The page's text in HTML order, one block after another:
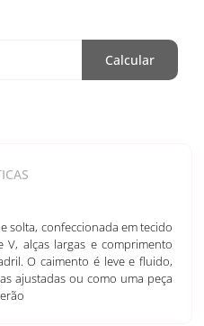
Calcular
solta, confeccionada em tecido
V, alças largas e comprimento
O caimento é leve e fluido,
ajustadas ou como uma peça